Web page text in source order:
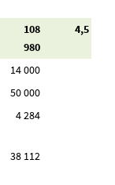
108
980
4,5
14 000
50 000
4 284
38 112